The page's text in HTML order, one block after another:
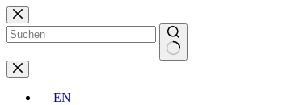
Zum
Inhalt
springen
Keine
Ergebnisse
EN